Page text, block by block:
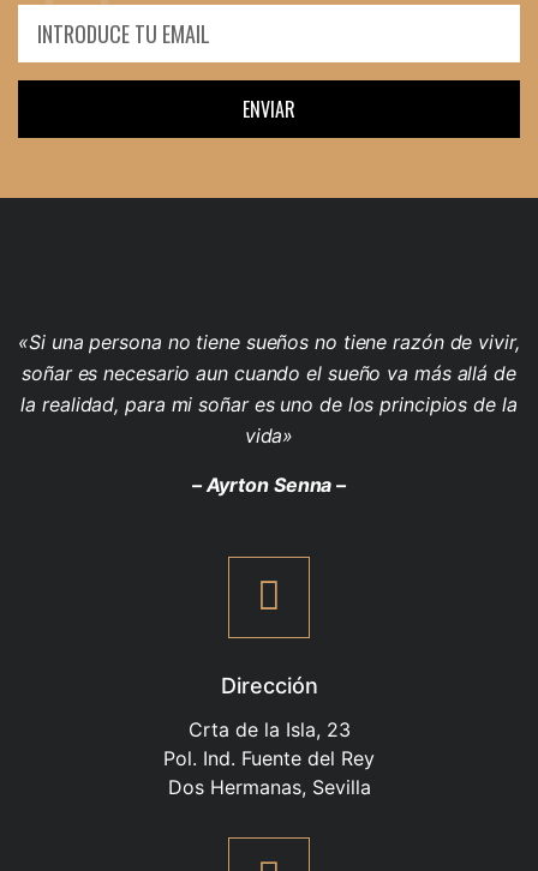
ENVIAR
«Si una persona no tiene sueños no tiene razón de vivir,
soñar es necesario aun cuando el sueño va más allá de
la realidad, para mi soñar es uno de los principios de la
vida»
– Ayrton Senna –
Dirección
Crta de la Isla, 23
Pol. Ind. Fuente del Rey
Dos Hermanas, Sevilla